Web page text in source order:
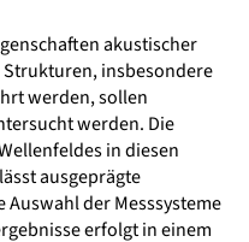
akustischer
insbesondere
werden, sollen
werden. Die
in diesen
ausgeprägte
der Messsysteme
erfolgt in einem